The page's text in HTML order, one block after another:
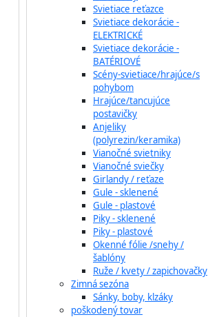
Svietiace reťazce
Svietiace dekorácie -
ELEKTRICKÉ
Svietiace dekorácie -
BATÉRIOVÉ
Scény-svietiace/hrajúce/s
pohybom
Hrajúce/tancujúce
postavičky
Anjeliky
(polyrezin/keramika)
Vianočné svietniky
Vianočné sviečky
Girlandy / reťaze
Gule - sklenené
Gule - plastové
Piky - sklenené
Piky - plastové
Okenné fólie /snehy /
šablóny
Ruže / kvety / zapichovačky
Zimná sezóna
Sánky, boby, klzáky
poškodený tovar